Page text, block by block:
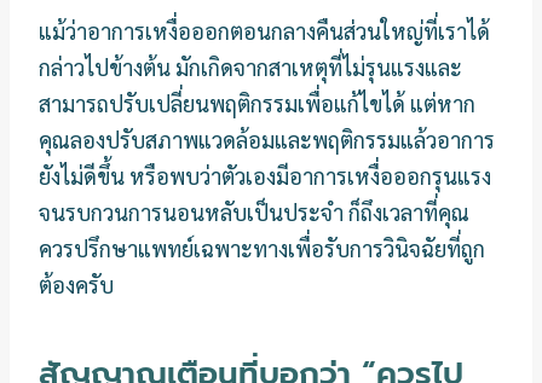
แม้ว่าอาการเหงื่อออกตอนกลางคืนส่วนใหญ่ที่เราได้
กล่าวไปข้างต้น มักเกิดจากสาเหตุที่ไม่รุนแรงและ
สามารถปรับเปลี่ยนพฤติกรรมเพื่อแก้ไขได้ แต่หาก
คุณลองปรับสภาพแวดล้อมและพฤติกรรมแล้วอาการ
ยังไม่ดีขึ้น หรือพบว่าตัวเองมีอาการเหงื่อออกรุนแรง
จนรบกวนการนอนหลับเป็นประจำ ก็ถึงเวลาที่คุณ
ควรปรึกษาแพทย์เฉพาะทางเพื่อรับการวินิจฉัยที่ถูก
ต้องครับ